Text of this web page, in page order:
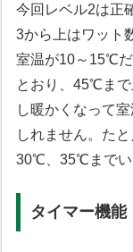
今回レベル2は正
3から上はワット
室温が10～15℃
とおり、45℃ま
し暖かくなって
しれません。た
30℃、35℃までい
タイマー機能